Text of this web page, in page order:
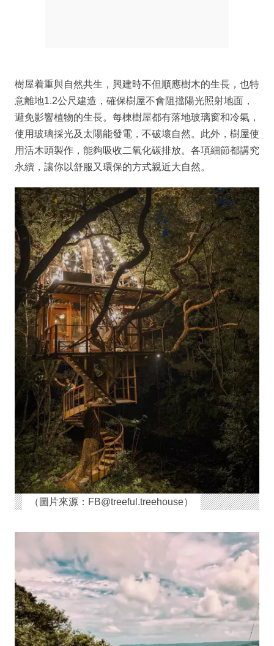
樹屋着重與自然共生，興建時不但順應樹木的生長，也特
意離地1.2公尺建造，確保樹屋不會阻擋陽光照射地面，
避免影響植物的生長。每棟樹屋都有落地玻璃窗和冷氣，
使用玻璃採光及太陽能發電，不破壞自然。此外，樹屋使
用活木頭製作，能夠吸收二氧化碳排放。各項細節都講究
永續，讓你以舒服又環保的方式親近大自然。
（圖片來源：FB@treeful.treehouse）